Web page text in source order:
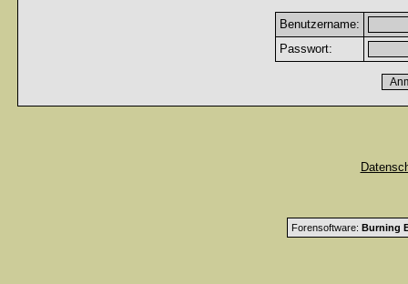
Benutzername:
Passwort:
Forensoftware: Burning